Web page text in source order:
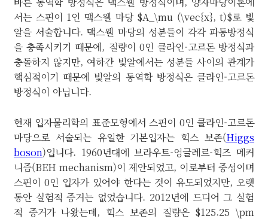
서는 스핀이 1인 맥스웰 마당 $A_\mu (\vec{x}, t)$로 빛
알을 서술합니다. 맥스웰 마당의 성분들이 각각 파동방정식
을 충족시키기 때문에, 질량이 0인 클라인-고르돈 방정식과
충돌하지 않지만, 여하간 빛알에서는 성분들 사이의 관계가
핵심적이기 때문에 빛알의 동역학 방정식은 클라인-고르돈
방정식이 아닙니다.
현재 입자물리학의 표준모형에서 스핀이 0인 클라인-고르돈
마당으로 서술되는 유일한 기본입자는 힉스 보존(Higgs
boson)입니다. 1960년대에 브라우트-엉글레르-힉즈 메커
니즘(BEH mechanism)이 제안되었고, 이로부터 중성이며
스핀이 0인 입자가 있어야 한다는 것이 유도되었지만, 오랫
동안 실험적 증거는 없었습니다. 2012년에 드디어 그 실험
적 증거가 나왔는데, 힉스 보존의 질량은 $125.25 \pm